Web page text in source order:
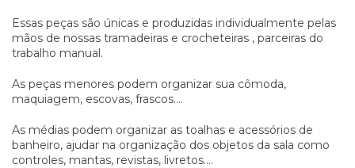
Essas peças são únicas e produzidas individualmente pelas
mãos de nossas tramadeiras e crocheteiras , parceiras do
trabalho manual.
As peças menores podem organizar sua cômoda,
maquiagem, escovas, frascos....
As médias podem organizar as toalhas e acessórios de
banheiro, ajudar na organização dos objetos da sala como
controles, mantas, revistas, livretos....